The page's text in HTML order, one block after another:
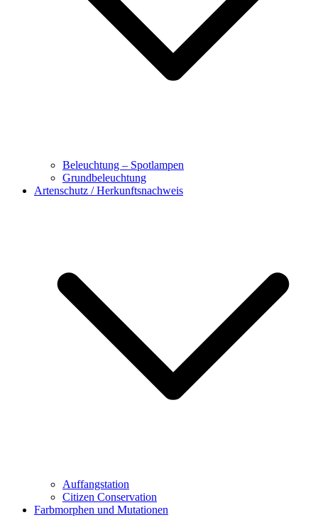
Beleuchtung – Spotlampen
Grundbeleuchtung
Artenschutz / Herkunftsnachweis
Auffangstation
Citizen Conservation
Farbmorphen und Mutationen